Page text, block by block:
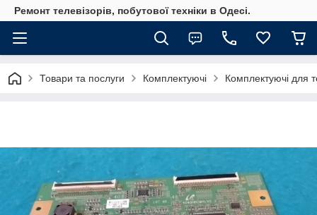
Ремонт телевізорів, побутової техніки в Одесі.
Товари та послуги Комплектуючі Комплектуючі для